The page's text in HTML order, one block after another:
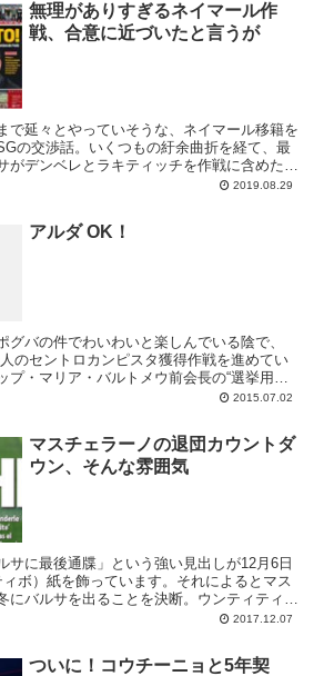
無理がありすぎるネイマール作
戦、合意に近づいたと言うが
で延々とやっていそうな、ネイマール移籍を
の交渉話。いくつもの紆余曲折を経て、最
がデンベレとラキティッチを作戦に含めたと
がふたりを説得できるかどうかが焦点と
2019.08.29
アルダ OK！
グバの件でわいわいと楽しんでいる陰で、
のセントロカンピスタ獲得作戦を進めてい
プ・マリア・バルトメウ前会長の“選挙用爆
トルコ人選手、アルダ・トゥランの移籍交渉
式に発表されそうな状況となっています。
、結局はメッシのチームでプレーする夢が
カギとなったようです。
2015.07.02
マスチェラーノの退団カウントダ
ウン、そんな雰囲気
サに最後通牒」という強い見出しが12月6日
ボ）紙を飾っています。それによるとマス
にバルサを出ることを決断。ウンティティの
を変えることなく、届いているオファーに応
2017.12.07
ついに！コウチーニョと5年契